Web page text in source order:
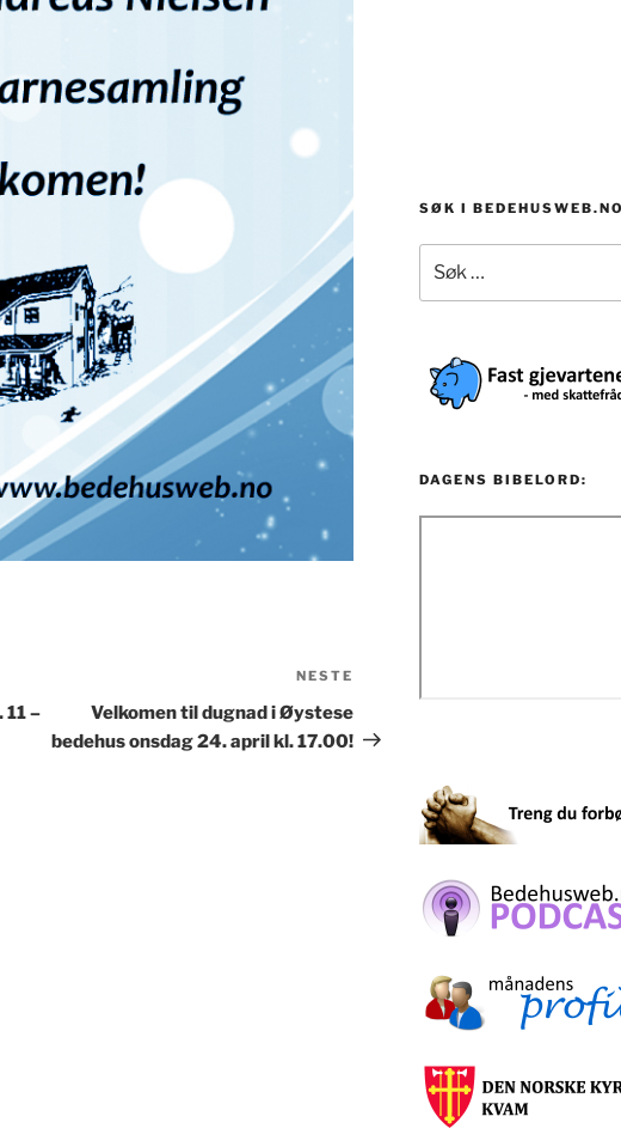
–
innlegg
NESTE
Velkomen til dugnad i Øystese
bedehus onsdag 24. april kl. 17.00!
SØK I BEDEHUSWEB.NO
etter:
DAGENS BIBELORD: